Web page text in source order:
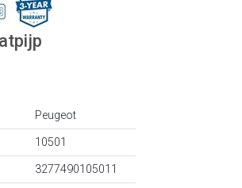
Peugeot
10501
3277490105011